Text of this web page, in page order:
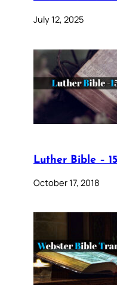
July 12, 2025
Luther Bible –
October 17, 2018